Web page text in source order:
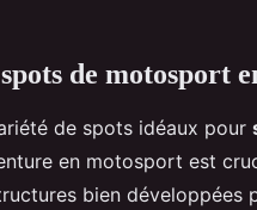
de motosport
de spots idéaux pour
en motosport est
bien développées